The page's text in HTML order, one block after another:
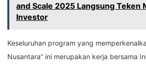
and Scale 2025 Langsung Teken
Investor
Keseluruhan program yang
Nusantara” ini merupakan kerja bersama